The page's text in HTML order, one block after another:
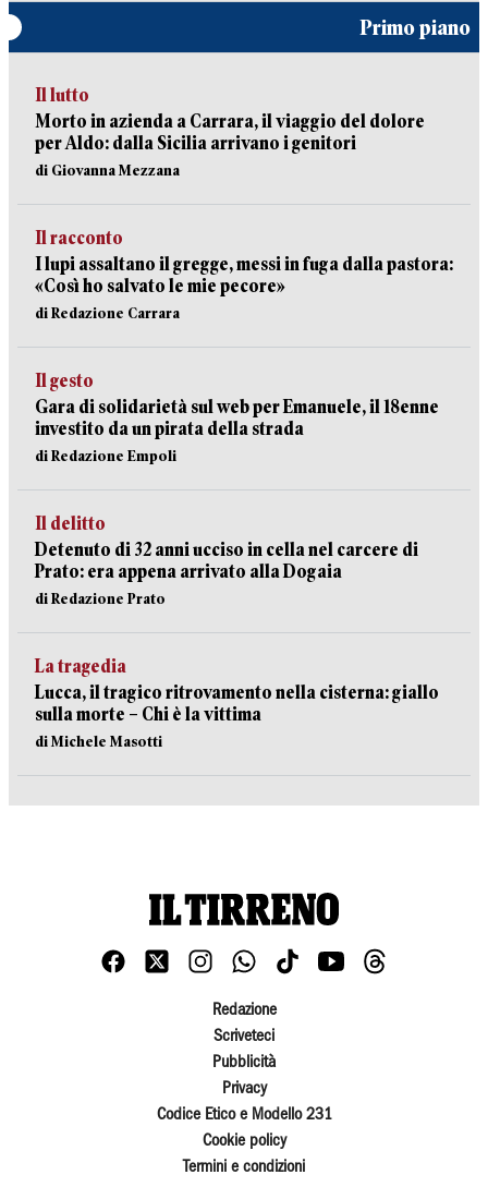
Primo piano
Il lutto
Morto in azienda a Carrara, il viaggio del dolore
per Aldo: dalla Sicilia arrivano i genitori
di Giovanna Mezzana
Il racconto
I lupi assaltano il gregge, messi in fuga dalla pastora:
«Così ho salvato le mie pecore»
di Redazione Carrara
Il gesto
Gara di solidarietà sul web per Emanuele, il 18enne
investito da un pirata della strada
di Redazione Empoli
Il delitto
Detenuto di 32 anni ucciso in cella nel carcere di
Prato: era appena arrivato alla Dogaia
di Redazione Prato
La tragedia
Lucca, il tragico ritrovamento nella cisterna: giallo
sulla morte – Chi è la vittima
di Michele Masotti
Redazione
Scriveteci
Pubblicità
Privacy
Codice Etico e Modello 231
Cookie policy
Termini e condizioni